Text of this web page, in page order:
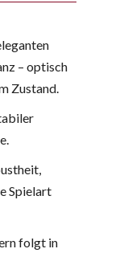
– optisch
Zustand.
Spielart
folgt in